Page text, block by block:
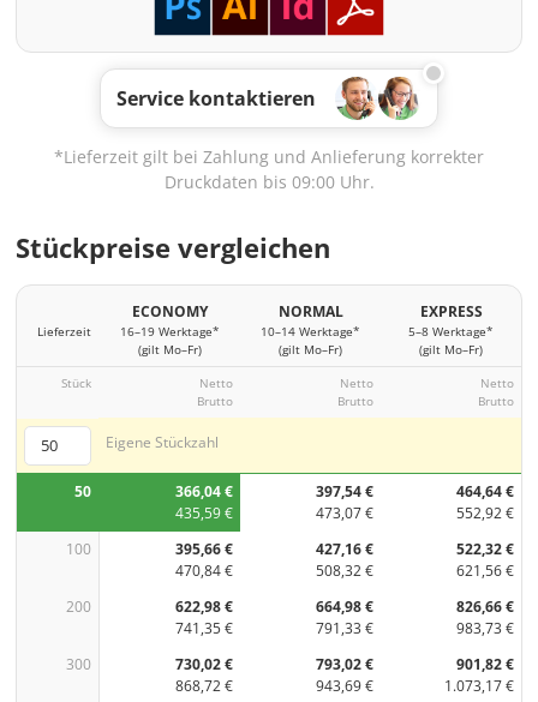
Service kontaktieren
*Lieferzeit gilt bei Zahlung und Anlieferung korrekter
Druckdaten bis 09:00 Uhr.
Stückpreise vergleichen
Lieferzeit
ECONOMY
16–19 Werktage*
(gilt Mo–Fr)
NORMAL
10–14 Werktage*
(gilt Mo–Fr)
EXPRESS
5–8 Werktage*
(gilt Mo–Fr)
Stück
Netto
Brutto
Netto
Brutto
Netto
Brutto
Eigene Stückzahl
50
366,04 €
435,59 €
397,54 €
473,07 €
464,64 €
552,92 €
100
395,66 €
470,84 €
427,16 €
508,32 €
522,32 €
621,56 €
200
622,98 €
741,35 €
664,98 €
791,33 €
826,66 €
983,73 €
300
730,02 €
868,72 €
793,02 €
943,69 €
901,82 €
1.073,17 €